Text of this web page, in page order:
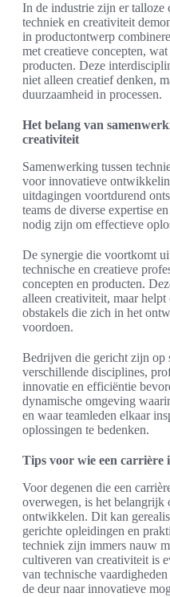
In de industrie zijn er talloze
techniek en creativiteit
in productontwerp
met creatieve concepten,
producten. Deze
niet alleen creatief denken,
duurzaamheid in processen.
Het belang van
creativiteit
Samenwerking tussen
voor innovatieve
uitdagingen voortdurend
teams de diverse expertise
nodig zijn om effectieve
De synergie die voortkomt
technische en creatieve
concepten en producten.
alleen creativiteit, maar
obstakels die zich in het
voordoen.
Bedrijven die gericht zijn op
verschillende disciplines,
innovatie en efficiëntie
dynamische omgeving
en waar teamleden elkaar
oplossingen te bedenken.
Tips voor wie een carrière
Voor degenen die een
overwegen, is het belangrijk
ontwikkelen. Dit kan
gerichte opleidingen en
techniek zijn immers nauw
cultiveren van creativiteit is
van technische
de deur naar innovatieve